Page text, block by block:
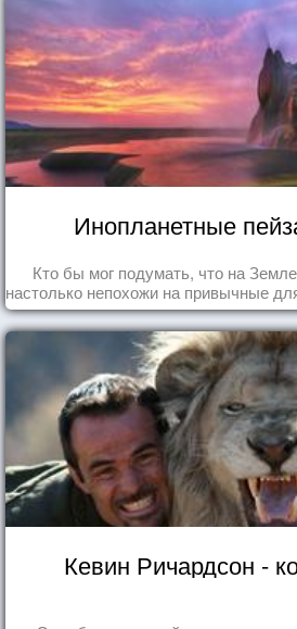
Инопланетные
Кто бы мог подумать, что на
настолько непохожи на привычные
что кажутся и вовсе
Кевин Ричардсон -